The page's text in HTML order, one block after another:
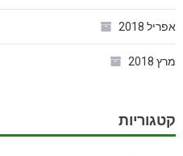
אפריל 2018
מרץ 2018
קטגוריות